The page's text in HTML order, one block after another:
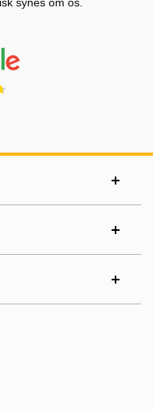
Anmeldelser: 4.7 Stjerne